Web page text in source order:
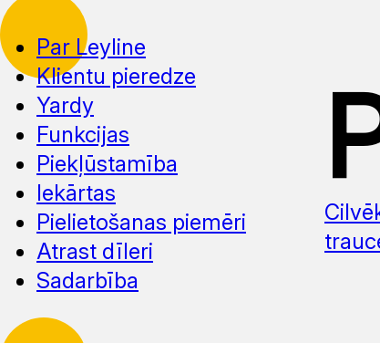
Par Leyline
Klientu pieredze
Yardy
Funkcijas
Piekļūstamība
Iekārtas
Pielietošanas piemēri
Atrast dīleri
Sadarbība